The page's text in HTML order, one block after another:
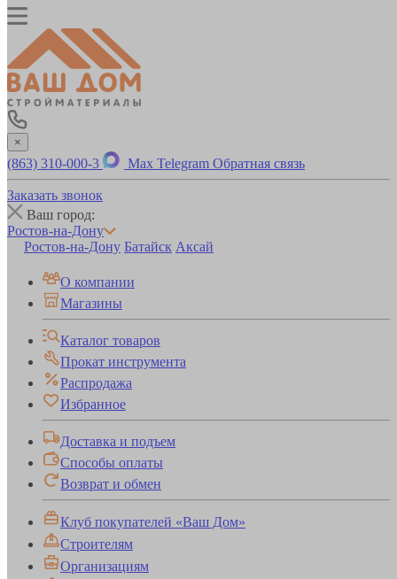
×
(863) 310-000-3 Max Telegram Обратная связь
Заказать звонок
Ваш город:
Ростов-на-Дону
Ростов-на-Дону Батайск Аксай
О компании
Магазины
Каталог товаров
Прокат инструмента
Распродажа
Избранное
Доставка и подъем
Способы оплаты
Возврат и обмен
Клуб покупателей «Ваш Дом»
Строителям
Организациям